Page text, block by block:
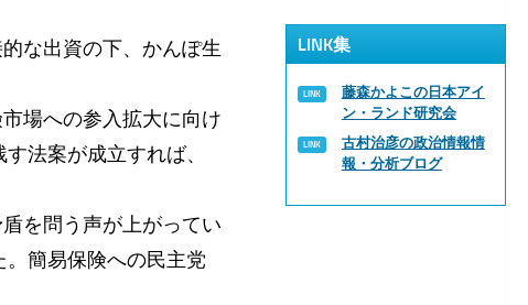
な出資の下、かんぽ生
場への参入拡大に向け
法案が成立すれば、
を問う声が上がってい
簡易保険への民主党
LINK集
藤森かよこの日本アイ
ン・ランド研究会
古村治彦の政治情報情
報・分析ブログ